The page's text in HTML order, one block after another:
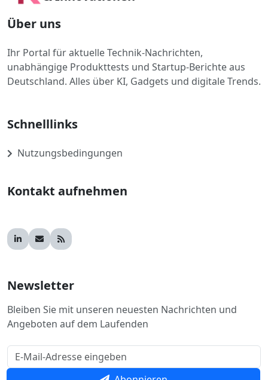
Über uns
Ihr Portal für aktuelle Technik-Nachrichten,
unabhängige Produkttests und Startup-Berichte aus
Deutschland. Alles über KI, Gadgets und digitale Trends.
Schnelllinks
Nutzungsbedingungen
Kontakt aufnehmen
Newsletter
Bleiben Sie mit unseren neuesten Nachrichten und
Angeboten auf dem Laufenden